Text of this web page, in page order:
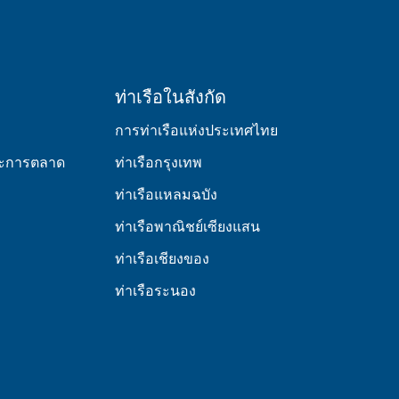
การตลาด
ท่าเรือในสังกัด
การท่าเรือแห่งประเทศไทย
ท่าเรือกรุงเทพ
ท่าเรือแหลมฉบัง
ท่าเรือพาณิชย์เซียงแสน
ท่าเรือเชียงของ
ท่าเรือระนอง